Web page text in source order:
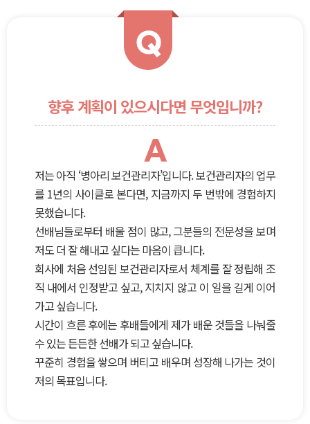
Q
향후 계획이 있으시다면 무엇입니까?
A
저는 아직 ‘병아리 보건관리자’입니다. 보건관리자의 업무
를 1년의 사이클로 본다면, 지금까지 두 번밖에 경험하지
못했습니다.
선배님들로부터 배울 점이 많고, 그분들의 전문성을 보며
저도 더 잘 해내고 싶다는 마음이 큽니다.
회사에 처음 선임된 보건관리자로서 체계를 잘 정립해 조
직 내에서 인정받고 싶고, 지치지 않고 이 일을 길게 이어
가고 싶습니다.
시간이 흐른 후에는 후배들에게 제가 배운 것들을 나눠줄
수 있는 든든한 선배가 되고 싶습니다.
꾸준히 경험을 쌓으며 버티고 배우며 성장해 나가는 것이
저의 목표입니다.